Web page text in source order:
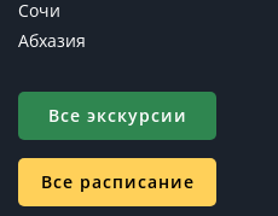
Сочи
Абхазия
Все экскурсии
Все расписание